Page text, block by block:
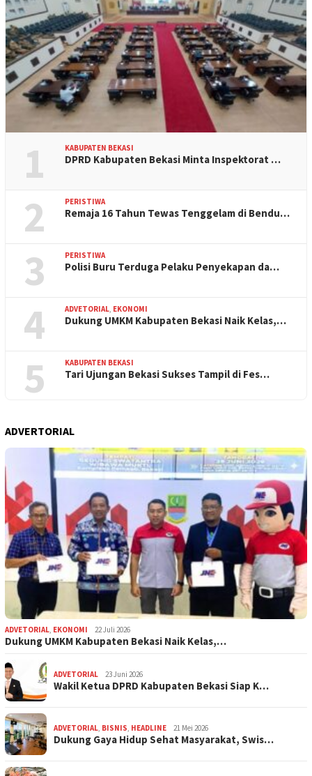
1 KABUPATEN BEKASI
DPRD Kabupaten Bekasi Minta Inspektorat …
2 PERISTIWA
Remaja 16 Tahun Tewas Tenggelam di Bendu…
3 PERISTIWA
Polisi Buru Terduga Pelaku Penyekapan da…
4 ADVETORIAL, EKONOMI
Dukung UMKM Kabupaten Bekasi Naik Kelas,…
5 KABUPATEN BEKASI
Tari Ujungan Bekasi Sukses Tampil di Fes…
ADVERTORIAL
ADVETORIAL, EKONOMI 22 Juli 2026
Dukung UMKM Kabupaten Bekasi Naik Kelas,…
ADVETORIAL 23 Juni 2026
Wakil Ketua DPRD Kabupaten Bekasi Siap K…
ADVETORIAL, BISNIS, HEADLINE 21 Mei 2026
Dukung Gaya Hidup Sehat Masyarakat, Swis…